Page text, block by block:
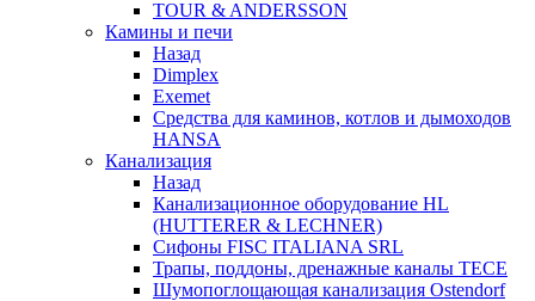
TOUR & ANDERSSON
Камины и печи
Назад
Dimplex
Exemet
Средства для каминов, котлов и дымоходов
HANSA
Канализация
Назад
Канализационное оборудование HL
(HUTTERER & LECHNER)
Сифоны FISC ITALIANA SRL
Трапы, поддоны, дренажные каналы TECE
Шумопоглощающая канализация Ostendorf